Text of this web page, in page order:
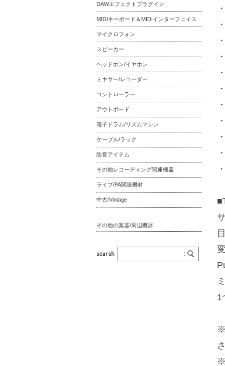
1
※
※
DAWエフェクトプラグイン
MIDIキーボード＆MIDIインターフェイス
マイクロフォン
スピーカー
ヘッドホン/イヤホン
ミキサー/レコーダー
コントローラー
アウトボード
電子ドラム/リズムマシン
ケーブル/ラック
防音アイテム
その他レコーディング関連機器
ライブ/PA関連機材
中古/Vintage
その他の楽器/周辺機器